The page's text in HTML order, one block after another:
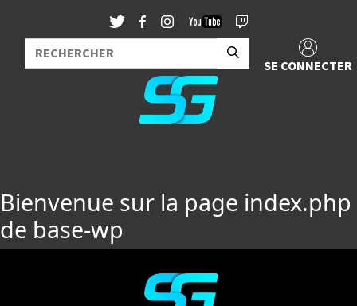
SE CONNECTER
Bienvenue sur la page index.php
de base-wp